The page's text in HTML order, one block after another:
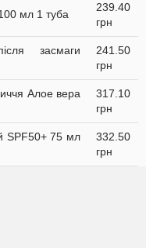
мл 1 туба
239.40
грн
засмаги
241.50
грн
Алое вера
317.10
грн
SPF50+ 75 мл
332.50
грн